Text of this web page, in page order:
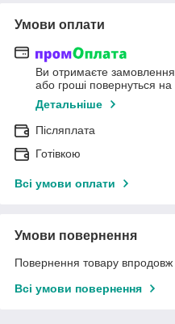
Умови оплати
Ви отримаєте замовлення
або гроші повернуться на
Детальніше
Післяплата
Готівкою
Всі умови оплати
Умови повернення
Повернення товару впродовж
Всі умови повернення